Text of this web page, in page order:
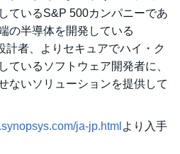
ているS&P 500カンパニーであ
の半導体を開発している
計者、よりセキュアでハイ・ク
ているソフトウェア開発者に、
ないソリューションを提供して
ja-jp.html より入手